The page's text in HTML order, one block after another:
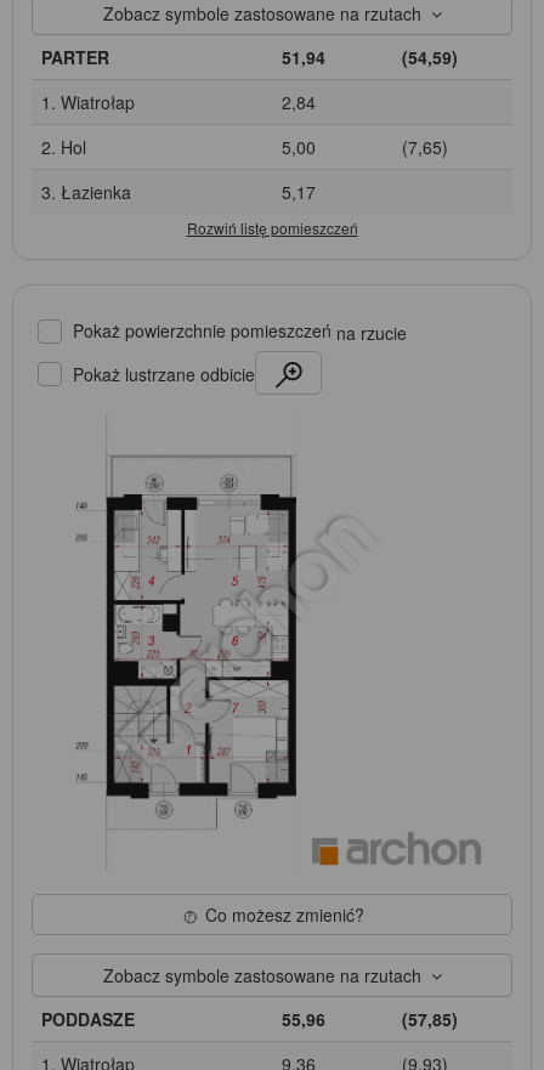
Zobacz symbole zastosowane na rzutach
PARTER
51,94
(54,59)
1. Wiatrołap
2,84
2. Hol
5,00
(7,65)
3. Łazienka
5,17
Pokaż powierzchnie pomieszczeń na rzucie
Pokaż lustrzane odbicie
Co możesz zmienić?
Zobacz symbole zastosowane na rzutach
PODDASZE
55,96
(57,85)
1. Wiatrołap
9,36 (9,93)